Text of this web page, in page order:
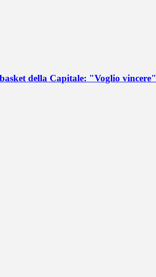
della Capitale: "Voglio vincere"